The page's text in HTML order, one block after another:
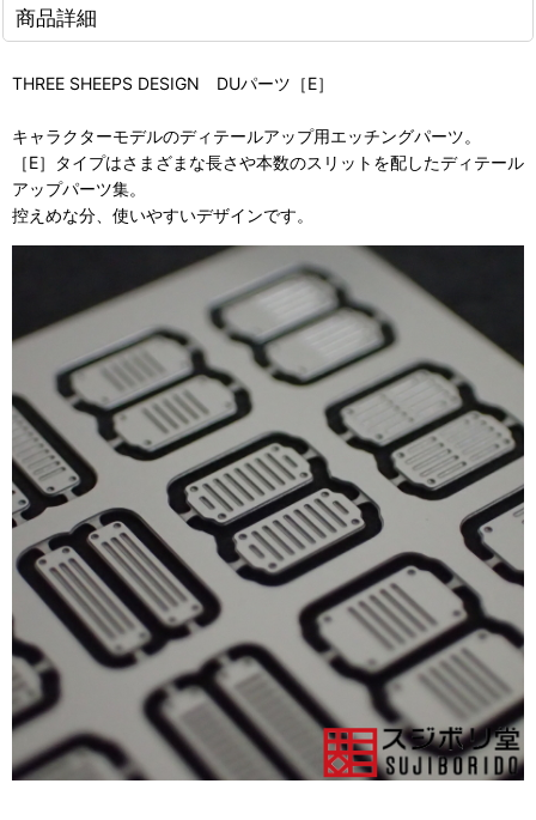
商品詳細
THREE SHEEPS DESIGN DUパーツ［E］
キャラクターモデルのディテールアップ用エッチングパーツ。
［E］タイプはさまざまな長さや本数のスリットを配したディテール
アップパーツ集。
控えめな分、使いやすいデザインです。